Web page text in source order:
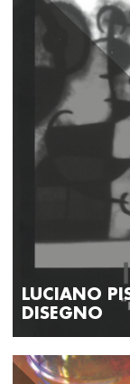
LUCIANO
DISEGNO